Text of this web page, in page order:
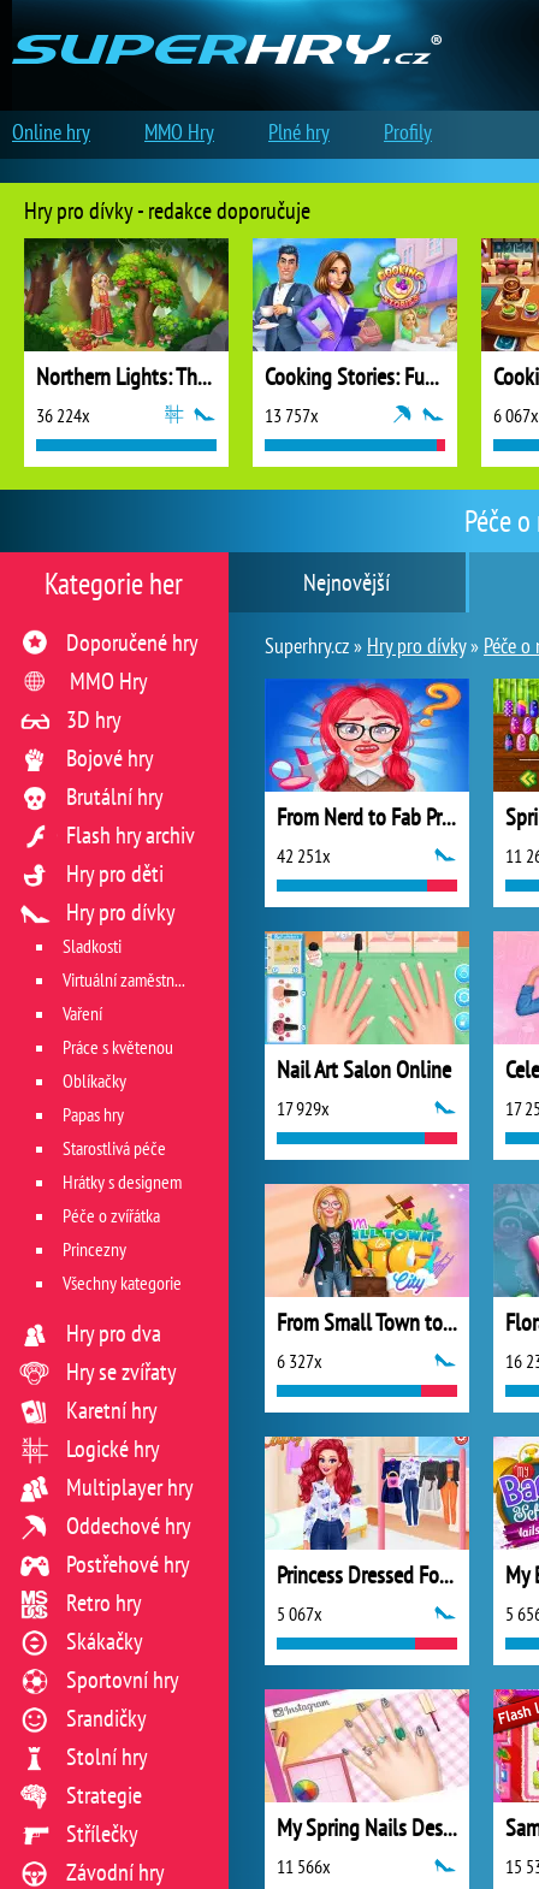
Péče
Nejnovější
Superhry.cz » Hry pro dívky» Péče
From Nerd to Fab Prom Edition
42 251x 11
Nail Art Salon Online
17 929x 17
From Small Town to Big City
6 327x 16
Princess Dressed For Success
5 067x 5
My Spring Nails Design
11 566x 15
Kategorie her
Doporučené hry
MMO Hry
3D hry
Bojové hry
Brutální hry
Flash hry archiv
Hry pro děti
Hry pro dívky
Sladkosti
Virtuální zaměstnání v restauraci
Vaření
Práce s květenou
Oblíkačky
Papas hry
Starostlivá péče
Hrátky s designem
Péče o zvířátka
Princezny
Všechny kategorie
Hry pro dva
Hry se zvířaty
Karetní hry
Logické hry
Multiplayer hry
Oddechové hry
Postřehové hry
Retro hry
Skákačky
Sportovní hry
Srandičky
Stolní hry
Strategie
Střílečky
Závodní hry
Hry pro dívky - redakce doporučuje
Northern Lights: The Secret of the Forest
36 224x
Cooking Stories: Fun Cafe Game
13 757x 6 067x
Online hry MMO Hry Plné hry Profily